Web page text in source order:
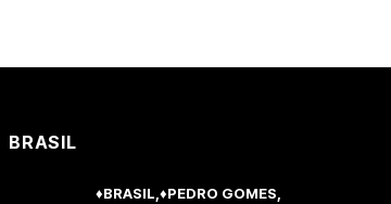
BRASIL
♦BRASIL ♦PEDRO GOMES